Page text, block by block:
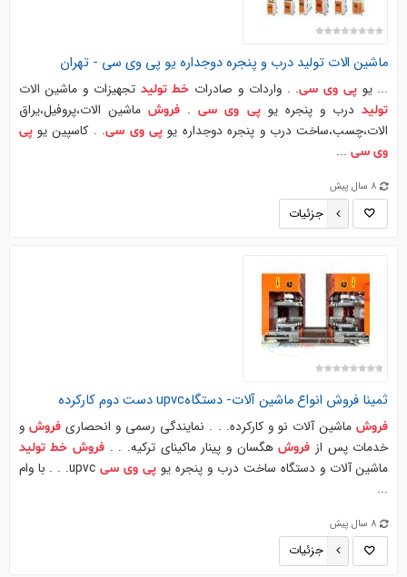
ماشین الات تولید درب و پنجره دوجداره یو پی وی سی - تهران
... یوپی وی سی. . واردات و صادرات خط تولید تجهيزات و ماشین الات
تولیددرب و پنجره یوپی وی سی.فروش ماشین الات،پروفيل،يراق
الات،چسب،ساخت درب و پنجره دوجداره یو پی وی سی. . كاسپین یوپی
وی سی...
8 سال پیش
جزئیات
ثمینا فروش انواع ماشین آلات- دستگاهupvc دست دوم کارکرده
فروشماشین آلات نو و کارکرده. . . نمایندگی رسمی و انحصاریفروش و
خدمات پس از فروشهگسان و پینار ماکینای ترکیه. . .فروش خط تولید
ماشین آلات و دستگاه ساخت درب و پنجره یو پی وی سی
upvc. . . با وام
...
8 سال پیش
جزئیات